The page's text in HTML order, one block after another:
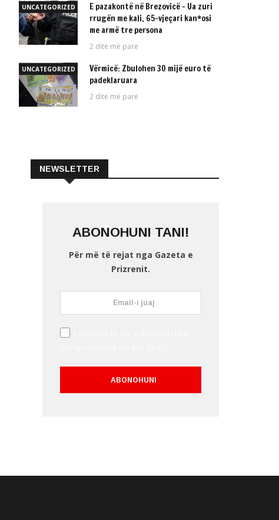
UNCATEGORIZED
E pazakontë në Brezovicë – Ua zuri
rrugën me kali, 65-vjeçari kan*osi
me armë tre persona
2 ditë më parë
UNCATEGORIZED
Vërmicë: Zbulohen 30 mijë euro të
padeklaruara
2 ditë më parë
NEWSLETTER
ABONOHUNI TANI!
Për më të rejat nga Gazeta e
Prizrenit.